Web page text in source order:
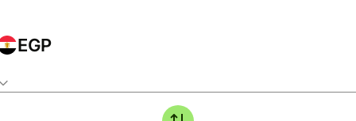
EGP